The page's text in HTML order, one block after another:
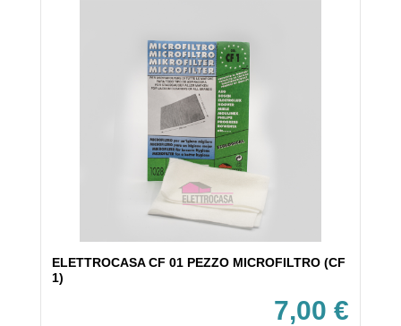
ELETTROCASA CF 01 PEZZO MICROFILTRO (CF
1)
7,00 €